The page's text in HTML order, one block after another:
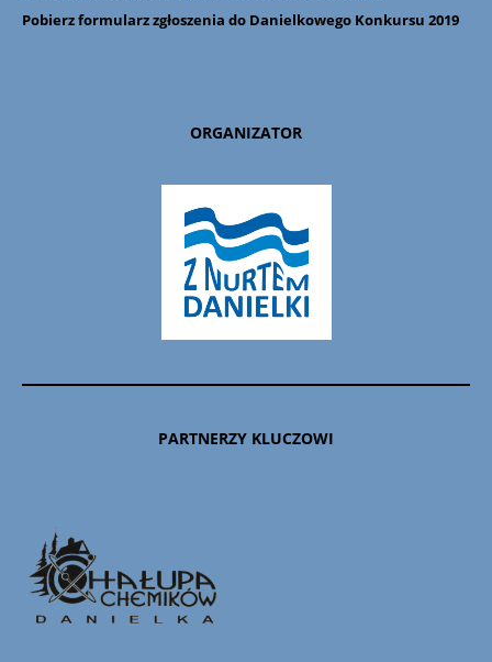
Pobierz formularz zgłoszenia do Danielkowego Konkursu 2019
ORGANIZATOR
PARTNERZY KLUCZOWI